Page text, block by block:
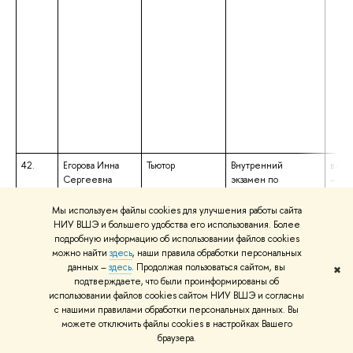
Мы используем файлы cookies для улучшения работы сайта
НИУ ВШЭ и большего удобства его использования. Более
подробную информацию об использовании файлов cookies
можно найти здесь, наши правила обработки персональных
данных –здесь. Продолжая пользоваться сайтом, вы
подтверждаете, что были проинформированы об
использовании файлов cookies сайтом НИУ ВШЭ и согласны
с нашими правилами обработки персональных данных. Вы
можете отключить файлы cookies в настройках Вашего
браузера.
✖
42.
Егорова Инна
Сергеевна
Тьютор
Внутренний
экзамен по
(1 курс)
–
Егорова Ирина
Тьютор
Внутренний
экзамен по